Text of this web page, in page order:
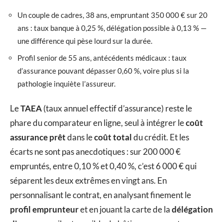
Un couple de cadres, 38 ans, empruntant 350 000 € sur 20
ans : taux banque à 0,25 %, délégation possible à 0,13 % —
une différence qui pèse lourd sur la durée.
Profil senior de 55 ans, antécédents médicaux : taux
d’assurance pouvant dépasser 0,60 %, voire plus si la
pathologie inquiète l’assureur.
LeTAEA(taux annuel effectif d’assurance) reste le
phare du comparateur en ligne, seul à intégrer lecoût
assurance prêtdans lecoût totaldu crédit. Et les
écarts ne sont pas anecdotiques : sur 200 000 €
empruntés, entre 0,10 % et 0,40 %, c’est 6 000 € qui
séparent les deux extrêmes en vingt ans. En
personnalisant le contrat, en analysant finement le
profil emprunteuret en jouant la carte de ladélégation